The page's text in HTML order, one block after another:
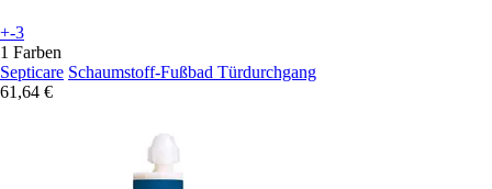
+-3
1 Farben
Septicare Schaumstoff-Fußbad Türdurchgang
61,64 €